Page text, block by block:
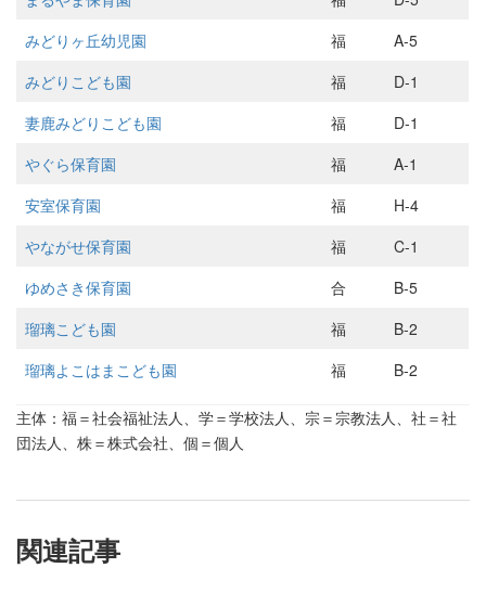
みどりヶ丘幼児園
福
A-5
みどりこども園
福
D-1
妻鹿みどりこども園
福
D-1
やぐら保育園
福
A-1
安室保育園
福
H-4
やながせ保育園
福
C-1
ゆめさき保育園
合
B-5
瑠璃こども園
福
B-2
瑠璃よこはまこども園
福 B-2
主体：福＝社会福祉法人、学＝学校法人、宗＝宗教法人、社＝社
団法人、株＝株式会社、個＝個人
関連記事